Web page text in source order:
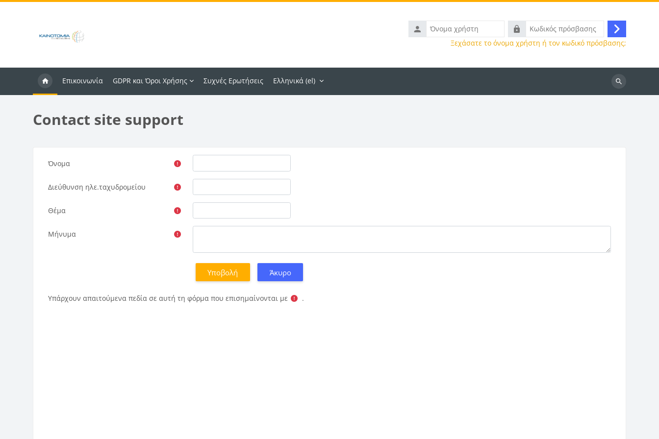
Όνομα
χρήστη
Κωδικός
πρόσβασης
Σύνδεση
Ξεχάσατε το όνομα χρήστη ή τον κωδικό πρόσβασης;
Επικοινωνία GDPR και Όροι Χρήσης Συχνές Ερωτήσεις Ελληνικά ‎(el)‎
Αναζήτηση
Contact site support
Όνομα
Διεύθυνση ηλε.ταχυδρομείου
Θέμα
Μήνυμα
Υπάρχουν απαιτούμενα πεδία σε αυτή τη φόρμα που επισημαίνονται με .